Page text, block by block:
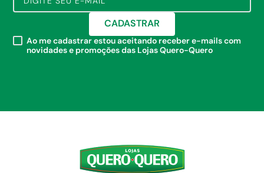
CADASTRAR
Ao me cadastrar estou aceitando receber e-mails com
novidades e promoções das Lojas Quero-Quero